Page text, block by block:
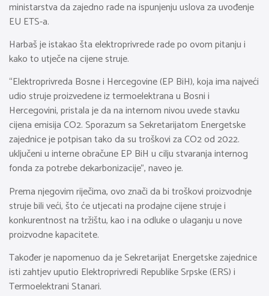
ministarstva da zajedno rade na ispunjenju uslova za uvođenje
EU ETS-a.
Harbaš je istakao šta elektroprivrede rade po ovom pitanju i
kako to utječe na cijene struje.
“Elektroprivreda Bosne i Hercegovine (EP BiH), koja ima najveći
udio struje proizvedene iz termoelektrana u Bosni i
Hercegovini, pristala je da na internom nivou uvede stavku
cijena emisija CO2. Sporazum sa Sekretarijatom Energetske
zajednice je potpisan tako da su troškovi za CO2 od 2022.
uključeni u interne obračune EP BiH u cilju stvaranja internog
fonda za potrebe dekarbonizacije”, naveo je.
Prema njegovim riječima, ovo znači da bi troškovi proizvodnje
struje bili veći, što će utjecati na prodajne cijene struje i
konkurentnost na tržištu, kao i na odluke o ulaganju u nove
proizvodne kapacitete.
Također je napomenuo da je Sekretarijat Energetske zajednice
isti zahtjev uputio Elektroprivredi Republike Srpske (ERS) i
Termoelektrani Stanari.